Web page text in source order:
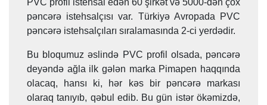
PVC profil istehsal edən 60 şirkət və 5000-dən çox
pəncərə istehsalçısı var. Türkiyə Avropada PVC
pəncərə istehsalçıları sıralamasında 2-ci yerdədir.
Bu bloqumuz əslində PVC profil olsada, pəncərə
deyəndə ağla ilk gələn marka Pimapen haqqında
olacaq, hansı ki, hər kəs bir pəncərə markası
olaraq tanıyıb, qəbul edib. Bu gün istər ökəmizdə,